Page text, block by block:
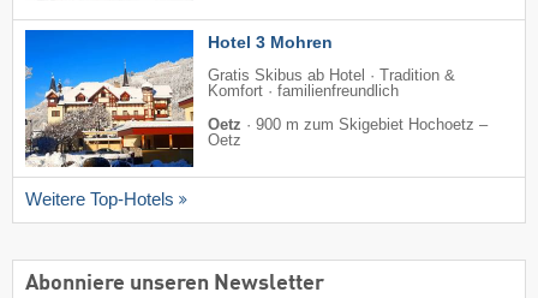
Hotel 3 Mohren
Gratis Skibus ab Hotel · Tradition &
Komfort · familienfreundlich
Oetz · 900 m zum Skigebiet Hochoetz –
Oetz
Weitere Top-Hotels
Abonniere unseren Newsletter